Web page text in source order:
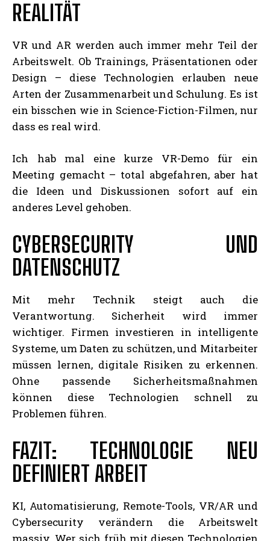
REALITÄT
VR und AR werden auch immer mehr Teil der
Arbeitswelt. Ob Trainings, Präsentationen oder
Design – diese Technologien erlauben neue
Arten der Zusammenarbeit und Schulung. Es ist
ein bisschen wie in Science-Fiction-Filmen, nur
dass es real wird.
Ich hab mal eine kurze VR-Demo für ein
Meeting gemacht – total abgefahren, aber hat
die Ideen und Diskussionen sofort auf ein
anderes Level gehoben.
CYBERSECURITY UND
DATENSCHUTZ
Mit mehr Technik steigt auch die
Verantwortung. Sicherheit wird immer
wichtiger. Firmen investieren in intelligente
Systeme, um Daten zu schützen, und Mitarbeiter
müssen lernen, digitale Risiken zu erkennen.
Ohne passende Sicherheitsmaßnahmen
können diese Technologien schnell zu
Problemen führen.
FAZIT: TECHNOLOGIE NEU
DEFINIERT ARBEIT
KI, Automatisierung, Remote-Tools, VR/AR und
Cybersecurity verändern die Arbeitswelt
massiv. Wer sich früh mit diesen Technologien